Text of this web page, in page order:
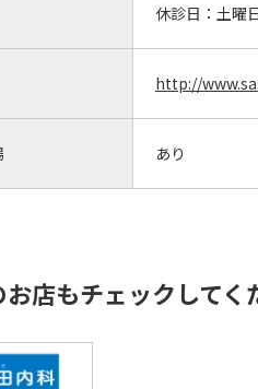
休診日： 土曜
http://
あり
お店もチェックしてく